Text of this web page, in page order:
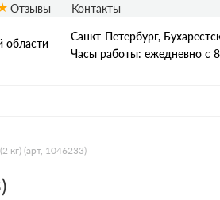
области
Санкт-Петербург,
Часы работы: ежедневно с
Отзывы Контакты
кг) (арт, 1046233)